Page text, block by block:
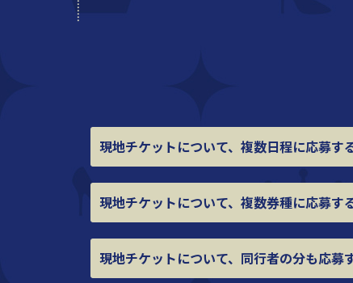
現地チケットについて、複数日程に応募す
現地チケットについて、複数券種に応募す
現地チケットについて、 同行者の分も応募